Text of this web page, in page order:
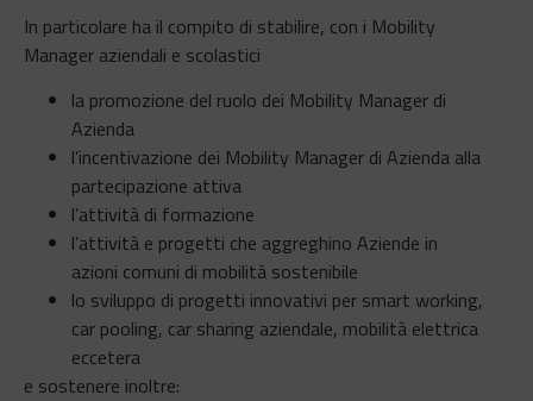
In particolare ha il compito di stabilire, con i Mobility
Manager aziendali e scolastici
la promozione del ruolo dei Mobility Manager di
Azienda
l’incentivazione dei Mobility Manager di Azienda alla
partecipazione attiva
l’attività di formazione
l’attività e progetti che aggreghino Aziende in
azioni comuni di mobilità sostenibile
lo sviluppo di progetti innovativi per smart working,
car pooling, car sharing aziendale, mobilità elettrica
eccetera
e sostenere inoltre: